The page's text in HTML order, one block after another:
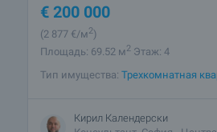
€ 200 000
(2 877 €/м2)
Площадь: 69.52 м2 Этаж: 4
Тип имущества: Трехкомнатная
Кирил Календерски